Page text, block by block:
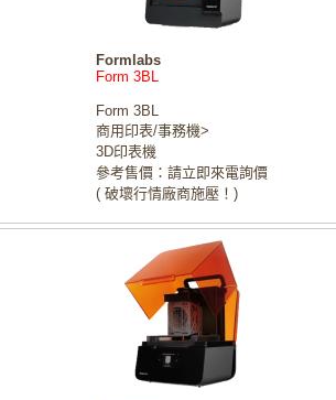
Formlabs
Form 3BL
Form 3BL
商用印表/事務機>
3D印表機
參考售價：請立即來電詢價
( 破壞行情廠商施壓！)